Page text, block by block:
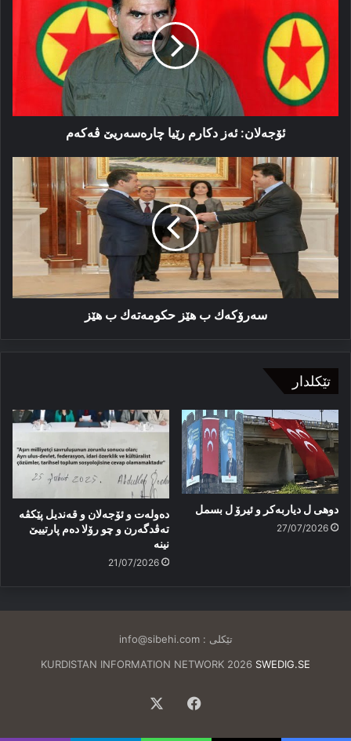
دكارم
رێیا
چارەسەریێ
ڤەكەم
ئۆجەلان: ئەز دكارم رێیا چارەسەریێ ڤەكەم
سەرۆكەك
ب
ھێز
حكومەتەك
ب
ھێز
سەرۆكەك ب ھێز حكومەتەك ب ھێز
تێکلدار
دوهی ل دیاربەکر و ئیرۆ ل بسمل
27/07/2026
دەولەت و ئۆجەلان و قەندیل پێکڤە
تەڤدگەرن و چو رۆلا دەم پارتییێ
نینە
21/07/2026
تێکلی :info@sibehi.com
KURDISTAN INFORMATION NETWORK 2026 SWEDIG.SE
Facebook